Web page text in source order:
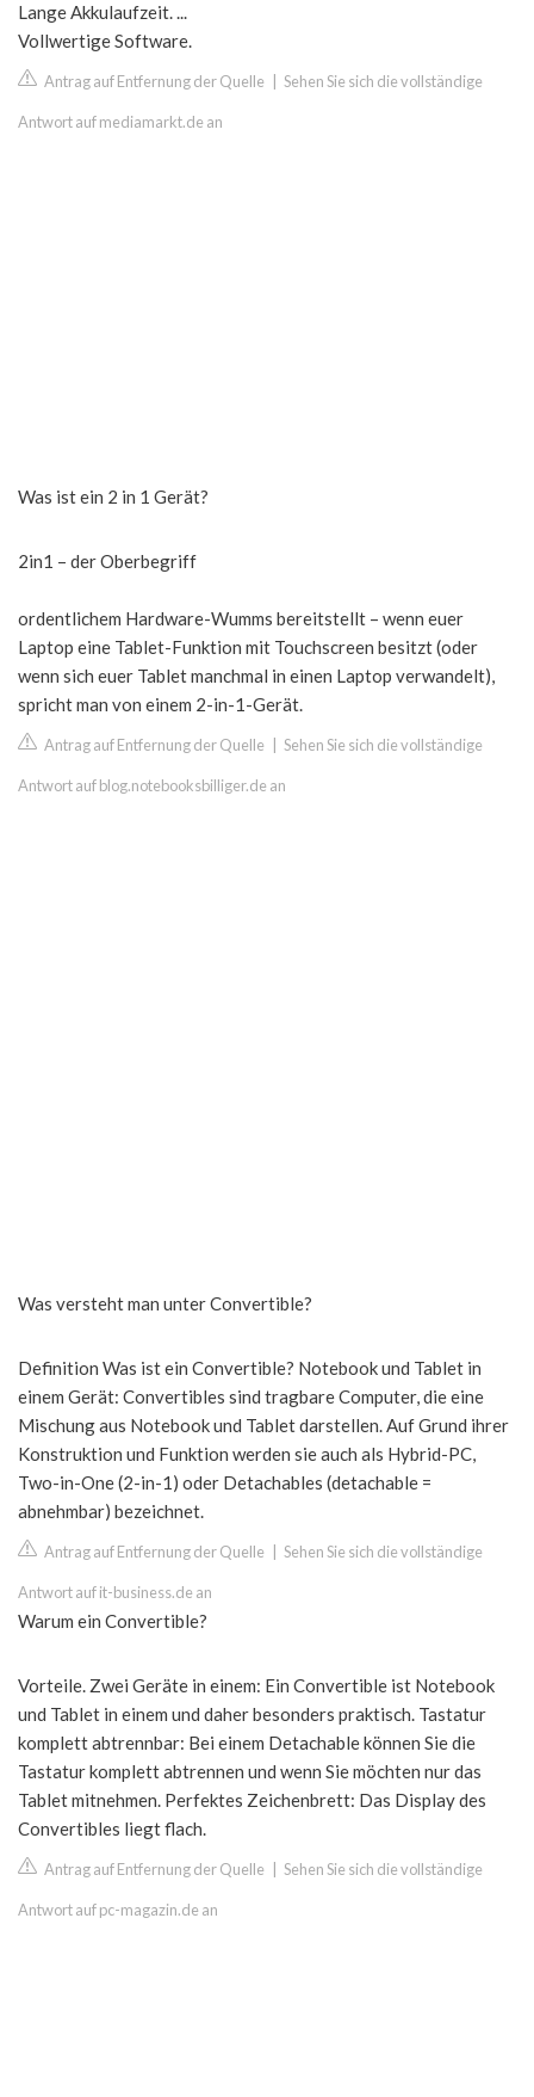
Lange Akkulaufzeit. ...
Vollwertige Software.
Antrag auf Entfernung der Quelle Sehen Sie sich die vollständige
Antwort auf mediamarkt.de an
Was ist ein 2 in 1 Gerät?
2in1 – der Oberbegriff
ordentlichem Hardware-Wumms bereitstellt – wenn euer
Laptop eine Tablet-Funktion mit Touchscreen besitzt (oder
wenn sich euer Tablet manchmal in einen Laptop verwandelt),
spricht man von einem 2-in-1-Gerät.
Antrag auf Entfernung der Quelle Sehen Sie sich die vollständige
Antwort auf blog.notebooksbilliger.de an
Was versteht man unter Convertible?
Definition Was ist ein Convertible? Notebook und Tablet in
einem Gerät: Convertibles sind tragbare Computer, die eine
Mischung aus Notebook und Tablet darstellen. Auf Grund ihrer
Konstruktion und Funktion werden sie auch als Hybrid-PC,
Two-in-One (2-in-1) oder Detachables (detachable =
abnehmbar) bezeichnet.
Antrag auf Entfernung der Quelle Sehen Sie sich die vollständige
Antwort auf it-business.de an
Warum ein Convertible?
Vorteile. Zwei Geräte in einem: Ein Convertible ist Notebook
und Tablet in einem und daher besonders praktisch. Tastatur
komplett abtrennbar: Bei einem Detachable können Sie die
Tastatur komplett abtrennen und wenn Sie möchten nur das
Tablet mitnehmen. Perfektes Zeichenbrett: Das Display des
Convertibles liegt flach.
Antrag auf Entfernung der Quelle Sehen Sie sich die vollständige
Antwort auf pc-magazin.de an